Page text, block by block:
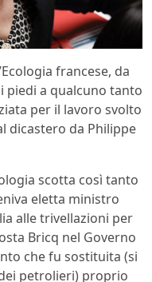
francese, da
piedi a qualcuno tanto
per il lavoro svolto
dicastero da Philippe
scotta così tanto
eletta ministro
alle trivellazioni per
Bricq nel Governo
che fu sostituita (si
petrolieri) proprio